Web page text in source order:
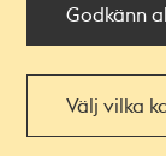
Godkänn
Välj vilka